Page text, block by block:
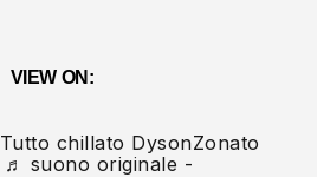
VIEW ON:
Tutto chillato DysonZonato
♬ suono originale -